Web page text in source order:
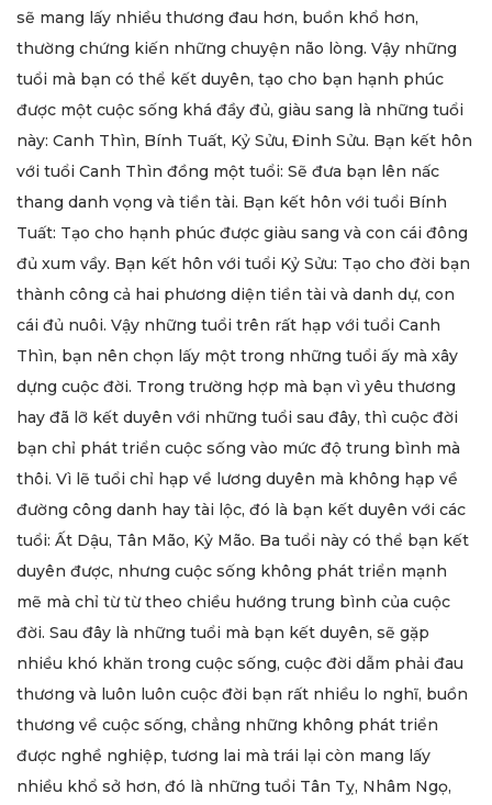
sẽ mang lấy nhiều thương đau hơn, buồn khổ hơn,
thường chứng kiến những chuyện não lòng. Vậy những
tuổi mà bạn có thể kết duyên, tạo cho bạn hạnh phúc
được một cuộc sống khá đầy đủ, giàu sang là những tuổi
này: Canh Thìn, Bính Tuất, Kỷ Sửu, Đinh Sửu. Bạn kết hôn
với tuổi Canh Thìn đồng một tuổi: Sẽ đưa bạn lên nấc
thang danh vọng và tiền tài. Bạn kết hôn với tuổi Bính
Tuất: Tạo cho hạnh phúc được giàu sang và con cái đông
đủ xum vầy. Bạn kết hôn với tuổi Kỷ Sửu: Tạo cho đời bạn
thành công cả hai phương diện tiền tài và danh dự, con
cái đủ nuôi. Vậy những tuổi trên rất hạp với tuổi Canh
Thìn, bạn nên chọn lấy một trong những tuổi ấy mà xây
dựng cuộc đời. Trong trường hợp mà bạn vì yêu thương
hay đã lỡ kết duyên với những tuổi sau đây, thì cuộc đời
bạn chỉ phát triển cuộc sống vào mức độ trung bình mà
thôi. Vì lẽ tuổi chỉ hạp về lương duyên mà không hạp về
đường công danh hay tài lộc, đó là bạn kết duyên với các
tuổi: Ất Dậu, Tân Mão, Kỷ Mão. Ba tuổi này có thể bạn kết
duyên được, nhưng cuộc sống không phát triển mạnh
mẽ mà chỉ từ từ theo chiều hướng trung bình của cuộc
đời. Sau đây là những tuổi mà bạn kết duyên, sẽ gặp
nhiều khó khăn trong cuộc sống, cuộc đời dẫm phải đau
thương và luôn luôn cuộc đời bạn rất nhiều lo nghĩ, buồn
thương về cuộc sống, chẳng những không phát triển
được nghề nghiệp, tương lai mà trái lại còn mang lấy
nhiều khổ sở hơn, đó là những tuổi Tân Tỵ, Nhâm Ngọ,